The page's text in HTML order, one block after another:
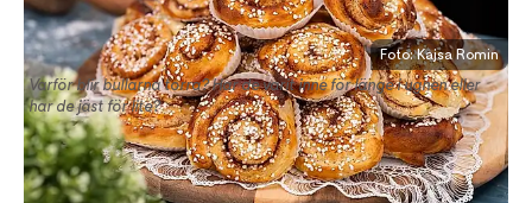
Varför blir bullarna torra? Har de varit inne för länge i ugnen eller
har de jäst för lite?
Foto: Kajsa Romin